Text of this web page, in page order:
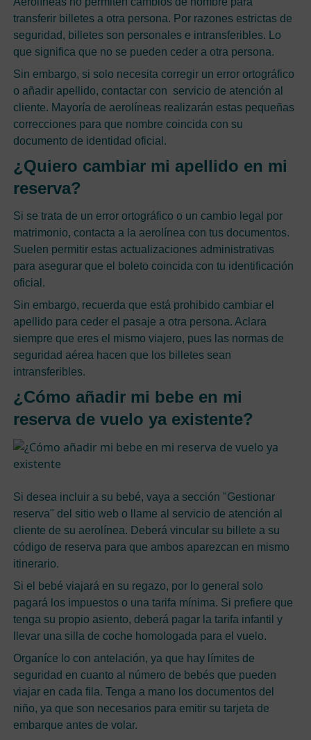
transferir billetes a otra persona. Por razones estrictas de
seguridad, billetes son personales e intransferibles. Lo
que significa que no se pueden ceder a otra persona.
Sin embargo, si solo necesita corregir un error ortográfico
o añadir apellido, contactar con servicio de atención al
cliente. Mayoría de aerolíneas realizarán estas pequeñas
correcciones para que nombre coincida con su
documento de identidad oficial.
¿Quiero cambiar mi apellido en mi
reserva?
Si se trata de un error ortográfico o un cambio legal por
matrimonio, contacta a la aerolínea con tus documentos.
Suelen permitir estas actualizaciones administrativas
para asegurar que el boleto coincida con tu identificación
oficial.
Sin embargo, recuerda que está prohibido cambiar el
apellido para ceder el pasaje a otra persona. Aclara
siempre que eres el mismo viajero, pues las normas de
seguridad aérea hacen que los billetes sean
intransferibles.
¿Cómo añadir mi bebe en mi
reserva de vuelo ya existente?
Si desea incluir a su bebé, vaya a sección "Gestionar
reserva" del sitio web o llame al servicio de atención al
cliente de su aerolínea. Deberá vincular su billete a su
código de reserva para que ambos aparezcan en mismo
itinerario.
Si el bebé viajará en su regazo, por lo general solo
pagará los impuestos o una tarifa mínima. Si prefiere que
tenga su propio asiento, deberá pagar la tarifa infantil y
llevar una silla de coche homologada para el vuelo.
Organíce lo con antelación, ya que hay límites de
seguridad en cuanto al número de bebés que pueden
viajar en cada fila. Tenga a mano los documentos del
niño, ya que son necesarios para emitir su tarjeta de
embarque antes de volar.